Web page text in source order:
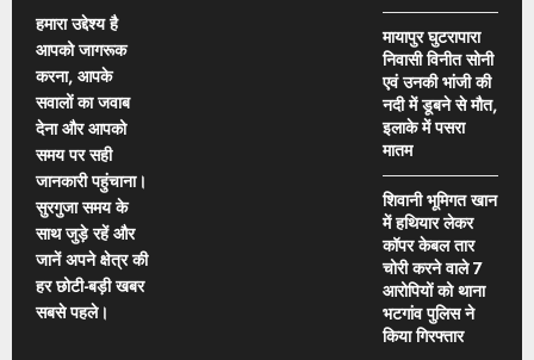
हमारा उद्देश्य है
आपको जागरूक
करना, आपके
सवालों का जवाब
देना और आपको
समय पर सही
जानकारी पहुंचाना।
सुरगुजा समय के
साथ जुड़े रहें और
जानें अपने क्षेत्र की
हर छोटी-बड़ी खबर
सबसे पहले।
मायापुर घुटरापारा
निवासी विनीत सोनी
एवं उनकी भांजी की
नदी में डूबने से मौत,
इलाके में पसरा
मातम
शिवानी भूमिगत खान
में हथियार लेकर
कॉपर केबल तार
चोरी करने वाले 7
आरोपियों को थाना
भटगांव पुलिस ने
किया गिरफ्तार